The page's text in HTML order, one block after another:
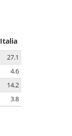
Italia
27.1
4.6
14.2
3.8